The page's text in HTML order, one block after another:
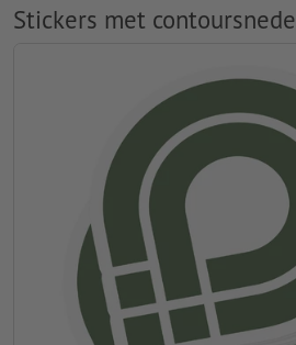
Stickers met